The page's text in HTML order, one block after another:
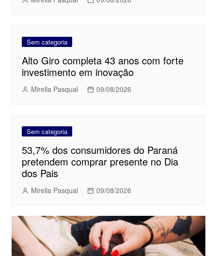
Sem categoria
Alto Giro completa 43 anos com forte
investimento em inovação
Mirella Pasqual 09/08/2026
Sem categoria
53,7% dos consumidores do Paraná
pretendem comprar presente no Dia
dos Pais
Mirella Pasqual 09/08/2026